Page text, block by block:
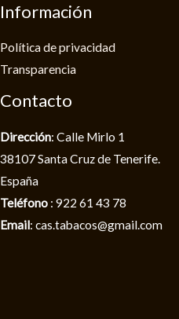
Información
Política de privacidad​
Transparencia
Contacto
Dirección: Calle Mirlo 1
38107 Santa Cruz de Tenerife.
España
Teléfono : 922 61 43 78
Email: cas.tabacos@gmail.com